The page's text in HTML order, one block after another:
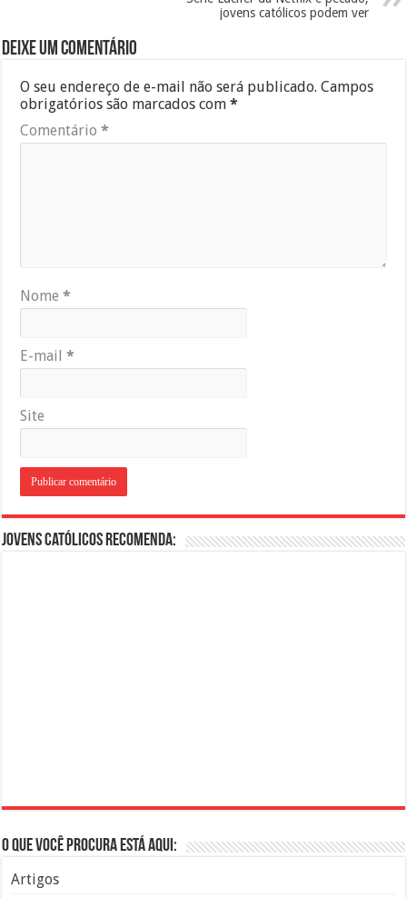
jovens católicos podem ver
Deixe um comentário
O seu endereço de e-mail não será publicado. Campos
obrigatórios são marcados com*
Comentário*
Nome*
E-mail*
Site
Jovens Católicos Recomenda:
O que você procura está aqui:
Artigos